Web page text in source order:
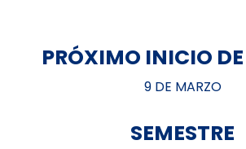
PRÓXIMO INICIO DE
9 DE MARZO
SEMESTRE